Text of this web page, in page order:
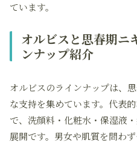
ています。
オルビスと思春期ニ
ンナップ紹介
オルビスのラインナップは、
な支持を集めています。代表
で、洗顔料・化粧水・保湿液
展開です。男女や肌質を問わ